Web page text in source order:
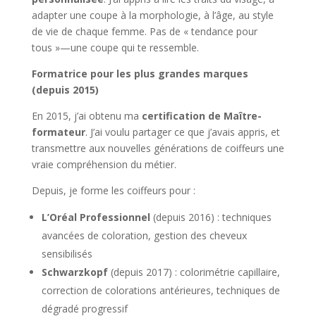
adapter une coupe à la morphologie, à l’âge, au style
de vie de chaque femme. Pas de « tendance pour
tous »—une coupe qui te ressemble.
Formatrice pour les plus grandes marques
(depuis 2015)
En 2015, j’ai obtenu ma certification de Maître-
formateur. J’ai voulu partager ce que j’avais appris, et
transmettre aux nouvelles générations de coiffeurs une
vraie compréhension du métier.
Depuis, je forme les coiffeurs pour :
L’Oréal Professionnel (depuis 2016) : techniques
avancées de coloration, gestion des cheveux
sensibilisés
Schwarzkopf(depuis 2017) : colorimétrie capillaire,
correction de colorations antérieures, techniques de
dégradé progressif